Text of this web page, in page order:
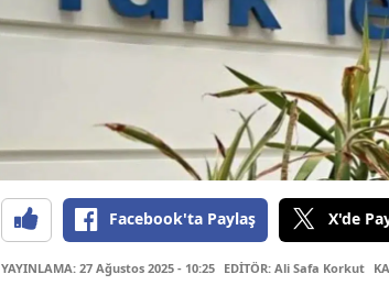
Facebook'ta Paylaş X'de
YAYINLAMA: 27 Ağustos 2025 - 10:25 EDİTÖR: Ali Safa Korkut